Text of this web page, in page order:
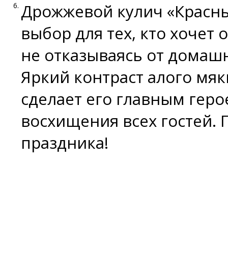
Дрожжевой кулич
выбор для тех, кто
не отказываясь от
Яркий контраст алого
сделает его главным
восхищения всех гостей.
праздника!